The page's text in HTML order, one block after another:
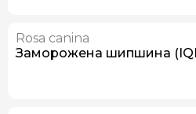
В наявності
Rosa canina
Заморожена шипшина